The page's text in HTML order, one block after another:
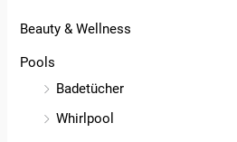
Beauty & Wellness
Pools
Badetücher
Whirlpool